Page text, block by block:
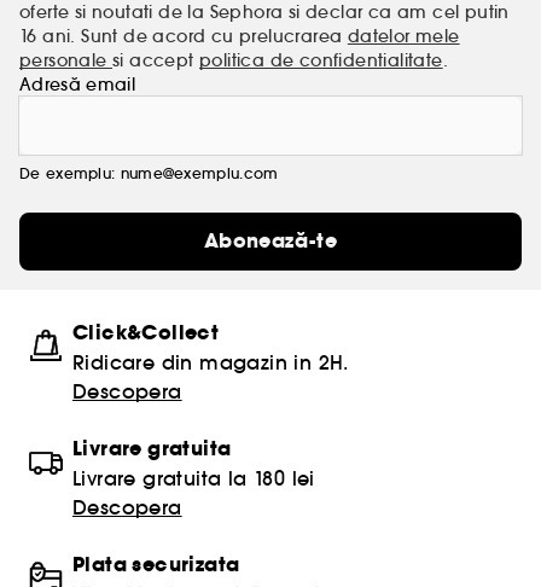
oferte si noutati de la Sephora si declar ca am cel putin
16 ani. Sunt de acord cu prelucrarea datelor mele
personalesi accept politica de confidentialitate.
Adresă email
De exemplu: nume@exemplu.com
Abonează-te
Click&Collect
Ridicare din magazin in 2H.
Descopera
Livrare gratuita
Livrare gratuita la 180 lei
Descopera
Plata securizata